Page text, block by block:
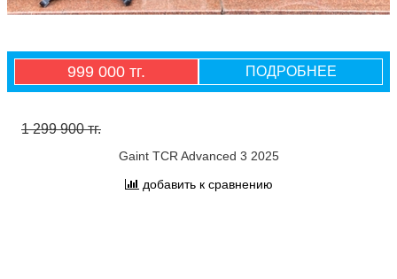
999 000 тг. ПОДРОБНЕЕ
1 299 900 тг.
Gaint TCR Advanced 3 2025
добавить к сравнению